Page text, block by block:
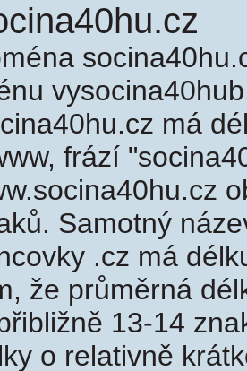
má
frází
Samotný
.cz má
že průměrná
13-14
o relativně